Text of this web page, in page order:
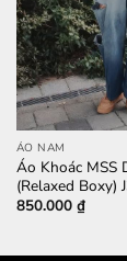
ÁO NAM
Áo Khoác MSS
(Relaxed Boxy)
850.000 ₫